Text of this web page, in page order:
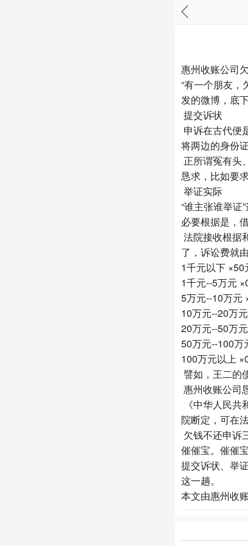
惠州收账公司
“有一个朋友，
发的微博，底
提交诉状
申诉在古代便
将两边的身份
正所谓冤有头
恳求，比如要
举证实际
“谁主张谁举证
必要根据是，
法院接收根据
了，诉讼费就
1千元以下 ×50
1千元--5万元
5万元--10万元
10万元--20万
20万元--50万
50万元--100万
100万元以上
譬如，王二的
惠州收账公司
《中华人民
院断定，可在
欠钱不还申诉
催催宝。催催
提交诉状、举
这一趟。
本文由惠州收